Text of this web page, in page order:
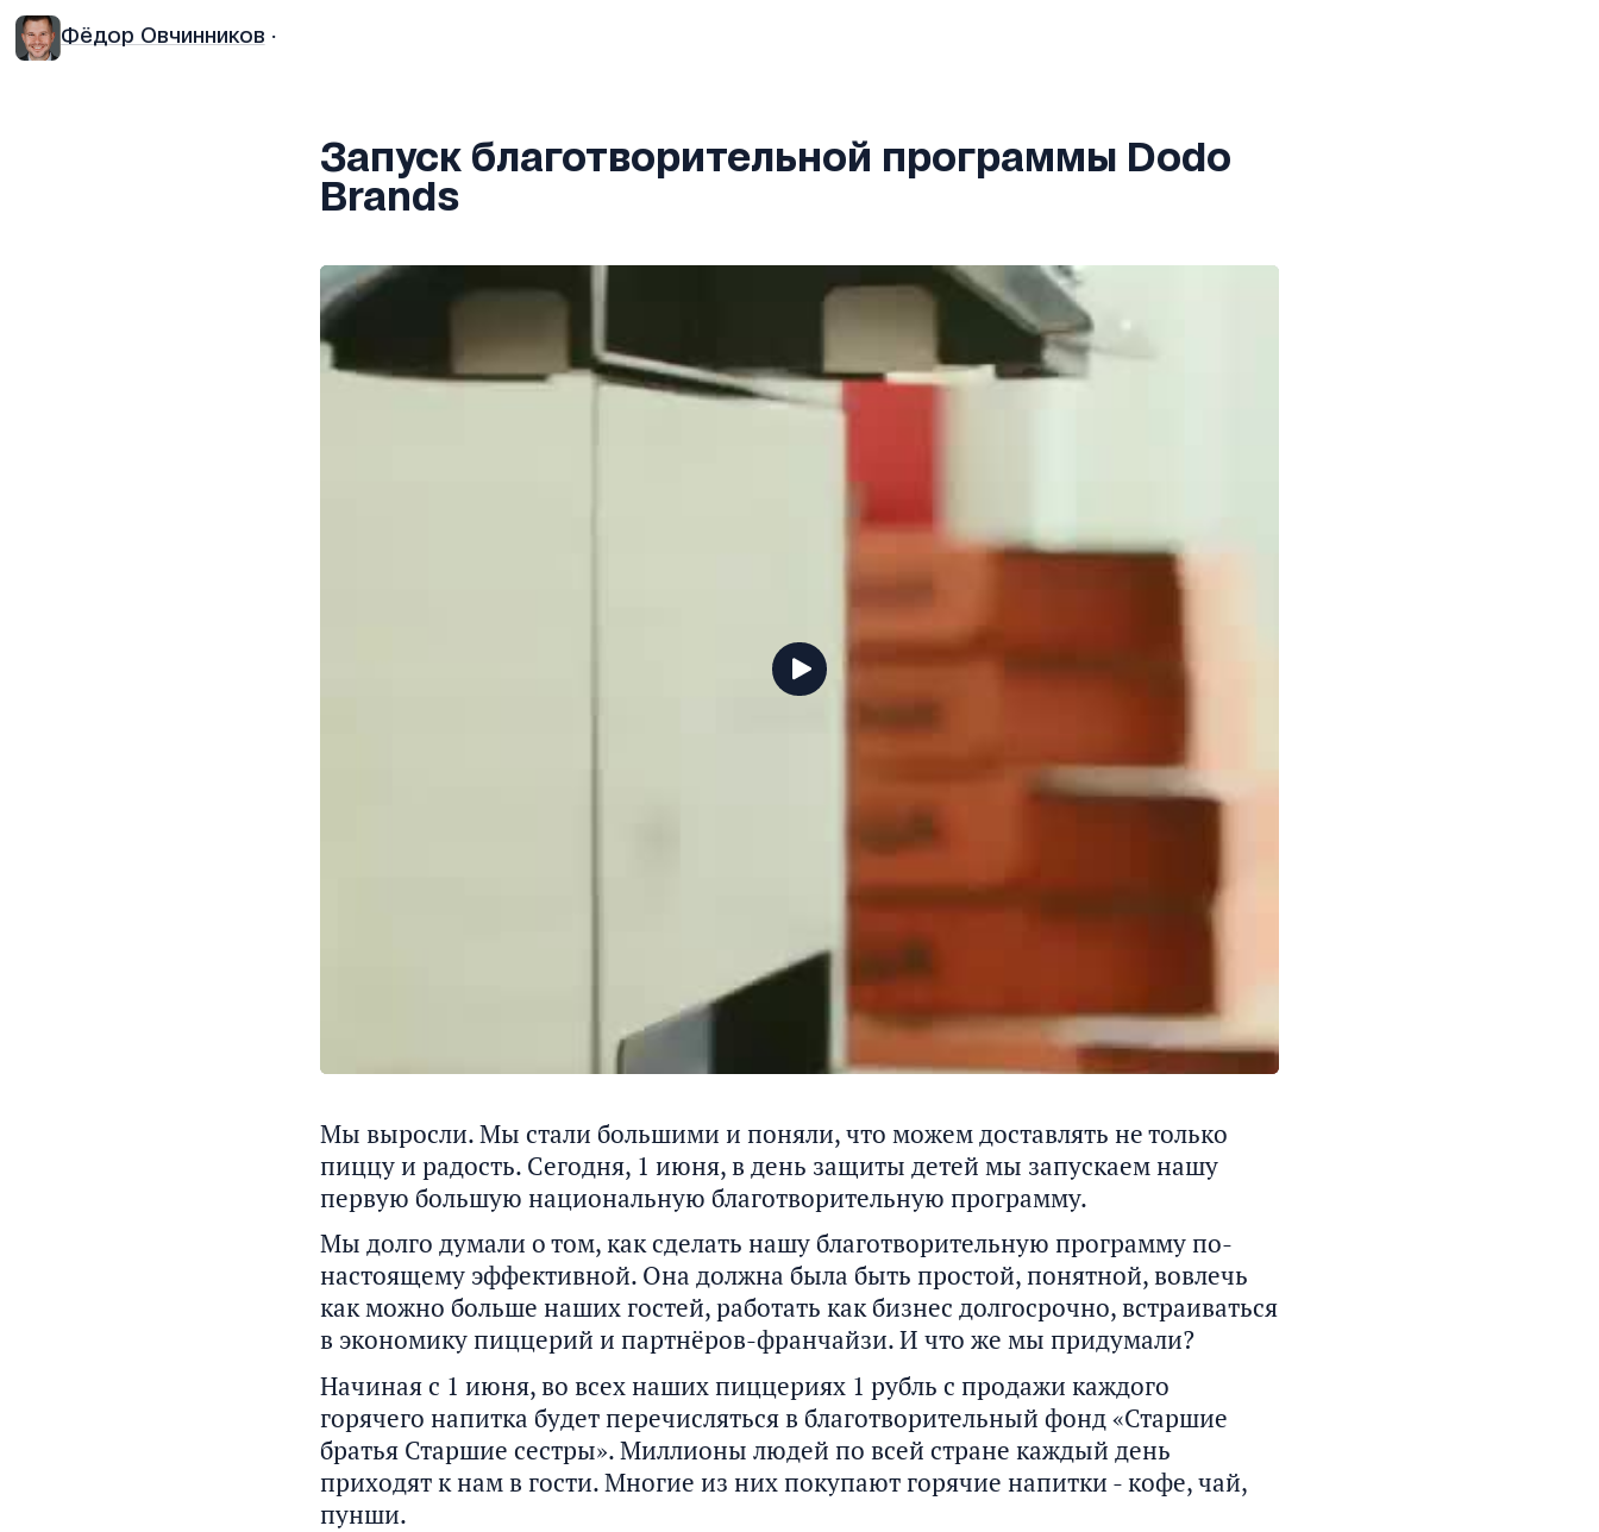
Фёдор Овчинников ·
Запуск благотворительной программы Dodo
Brands
e
s
Мы выросли. Мы стали большими и поняли, что можем доставлять не только
пиццу и радость. Сегодня, 1 июня, в день защиты детей мы запускаем нашу
первую большую национальную благотворительную программу.
Мы долго думали о том, как сделать нашу благотворительную программу по-
настоящему эффективной. Она должна была быть простой, понятной, вовлечь
как можно больше наших гостей, работать как бизнес долгосрочно, встраиваться
в экономику пиццерий и партнёров-франчайзи. И что же мы придумали?
Начиная с 1 июня, во всех наших пиццериях 1 рубль с продажи каждого
горячего напитка будет перечисляться в благотворительный фонд «Старшие
братья Старшие сестры». Миллионы людей по всей стране каждый день
приходят к нам в гости. Многие из них покупают горячие напитки - кофе, чай,
пунши.